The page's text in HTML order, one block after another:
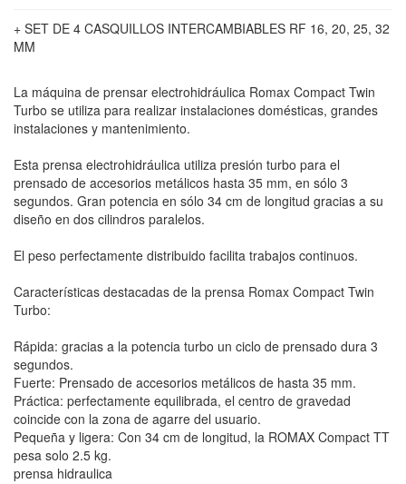
+ SET DE 4 CASQUILLOS INTERCAMBIABLES RF 16, 20, 25, 32
MM
La máquina de prensar electrohidráulica Romax Compact Twin
Turbo se utiliza para realizar instalaciones domésticas, grandes
instalaciones y mantenimiento.
Esta prensa electrohidráulica utiliza presión turbo para el
prensado de accesorios metálicos hasta 35 mm, en sólo 3
segundos. Gran potencia en sólo 34 cm de longitud gracias a su
diseño en dos cilindros paralelos.
El peso perfectamente distribuido facilita trabajos continuos.
Características destacadas de la prensa Romax Compact Twin
Turbo:
Rápida: gracias a la potencia turbo un ciclo de prensado dura 3
segundos.
Fuerte: Prensado de accesorios metálicos de hasta 35 mm.
Práctica: perfectamente equilibrada, el centro de gravedad
coincide con la zona de agarre del usuario.
Pequeña y ligera: Con 34 cm de longitud, la ROMAX Compact TT
pesa solo 2.5 kg.
prensa hidraulica